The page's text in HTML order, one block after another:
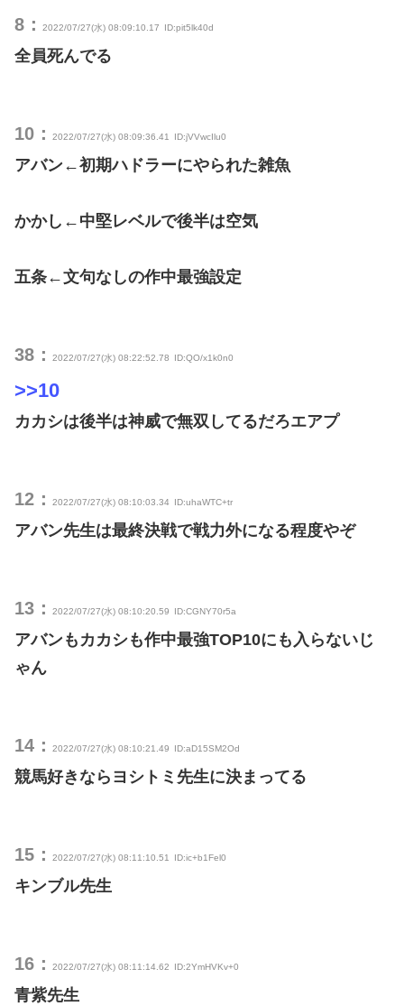
8： 2022/07/27(水) 08:09:10.17 ID:pit5lk40d
全員死んでる
10： 2022/07/27(水) 08:09:36.41 ID:jVVwcIlu0
アバン←初期ハドラーにやられた雑魚
かかし←中堅レベルで後半は空気
五条←文句なしの作中最強設定
38： 2022/07/27(水) 08:22:52.78 ID:QO/x1k0n0
>>10
カカシは後半は神威で無双してるだろエアプ
12： 2022/07/27(水) 08:10:03.34 ID:uhaWTC+tr
アバン先生は最終決戦で戦力外になる程度やぞ
13： 2022/07/27(水) 08:10:20.59 ID:CGNY70r5a
アバンもカカシも作中最強TOP10にも入らないじ
ゃん
14： 2022/07/27(水) 08:10:21.49 ID:aD15SM2Od
競馬好きならヨシトミ先生に決まってる
15： 2022/07/27(水) 08:11:10.51 ID:ic+b1Fel0
キンブル先生
16： 2022/07/27(水) 08:11:14.62 ID:2YmHVKv+0
青紫先生